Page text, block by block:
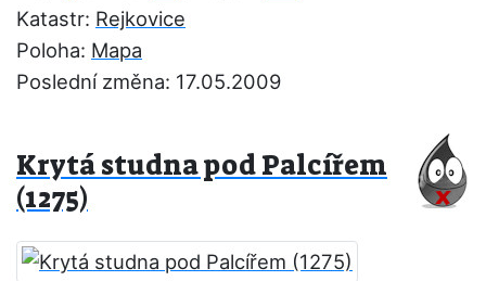
Katastr: Rejkovice
Poloha: Mapa
Poslední změna: 17.05.2009
Krytá studna pod Palcířem
(1275)